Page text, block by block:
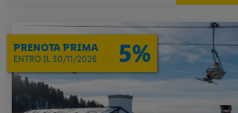
PRENOTA PRIMA
ENTRO IL 30/11/2026 5%